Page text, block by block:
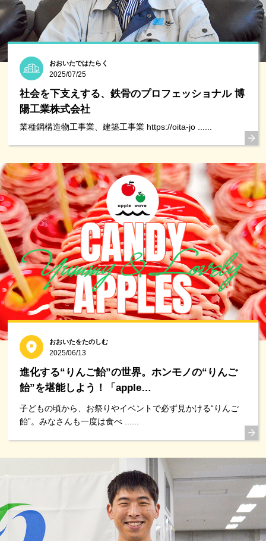
おおいたではたらく
2025/07/25
社会を下支えする、鉄骨のプロフェッショナル 博
陽工業株式会社
業種鋼構造物工事業、建築工事業 https://oita-jo ......
おおいたをたのしむ
2025/06/13
進化する“りんご飴”の世界。ホンモノの“りんご
飴”を堪能しよう！「apple…
子どもの頃から、お祭りやイベントで必ず見かける“りんご
飴”。みなさんも一度は食べ ......